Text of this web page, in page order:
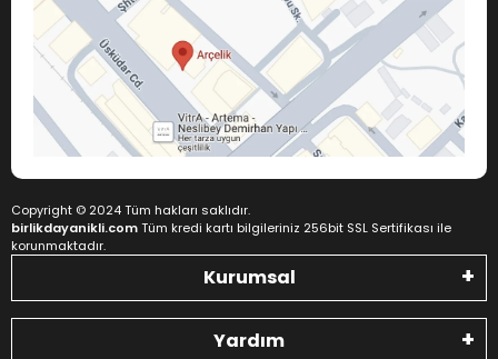
Copyright © 2024 Tüm hakları saklıdır.
birlikdayanikli.comTüm kredi kartı bilgileriniz 256bit SSL Sertifikası ile
korunmaktadır.
Kurumsal
Yardım